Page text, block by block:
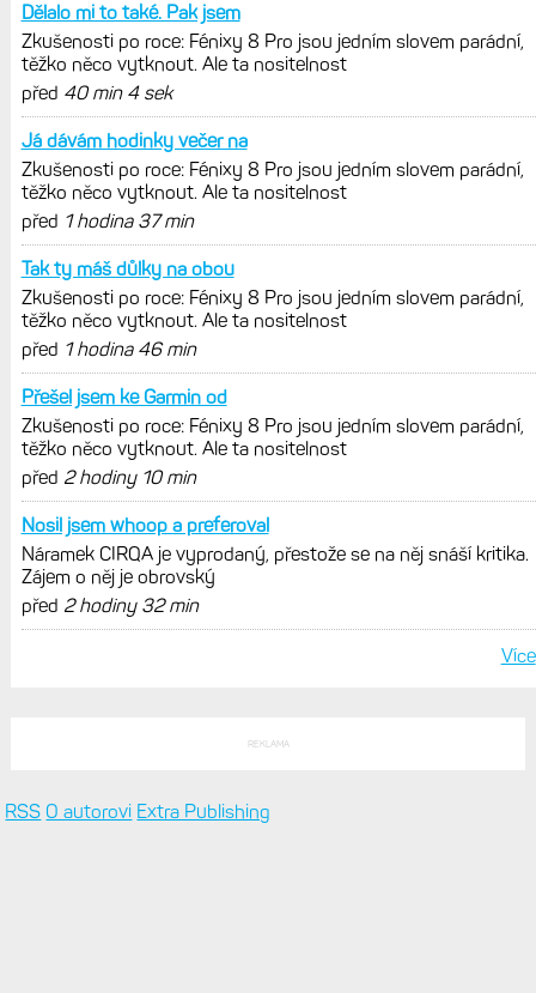
Dělalo mi to také. Pak jsem
Zkušenosti po roce: Fénixy 8 Pro jsou jedním slovem parádní,
těžko něco vytknout. Ale ta nositelnost
před 40 min 4 sek
Já dávám hodinky večer na
Zkušenosti po roce: Fénixy 8 Pro jsou jedním slovem parádní,
těžko něco vytknout. Ale ta nositelnost
před 1 hodina 37 min
Tak ty máš důlky na obou
Zkušenosti po roce: Fénixy 8 Pro jsou jedním slovem parádní,
těžko něco vytknout. Ale ta nositelnost
před 1 hodina 46 min
Přešel jsem ke Garmin od
Zkušenosti po roce: Fénixy 8 Pro jsou jedním slovem parádní,
těžko něco vytknout. Ale ta nositelnost
před 2 hodiny 10 min
Nosil jsem whoop a preferoval
Náramek CIRQA je vyprodaný, přestože se na něj snáší kritika.
Zájem o něj je obrovský
před 2 hodiny 32 min
Více
REKLAMA
RSS O autorovi Extra Publishing